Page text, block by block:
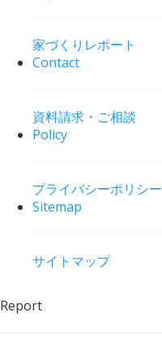
家づくりレポート
Contact
資料請求・ご相談
Policy
プライバシーポリシー
Sitemap
サイトマップ
Report